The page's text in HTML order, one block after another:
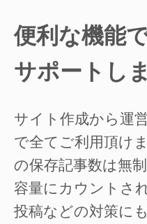
便利な機能
サポートし
サイト作成から運
で全てご利用頂け
の保存記事数は無
容量にカウントさ
投稿などの対策に